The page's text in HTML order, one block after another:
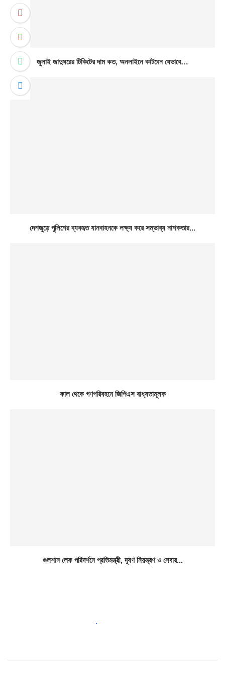
জুলাই জাদুঘরের টিকিটের দাম কত, অনলাইনে কাটবেন যেভাবে…
দেশজুড়ে পুলিশের ব্যবহৃত যানবাহনকে লক্ষ্য করে সম্ভাব্য নাশকতার...
কাল থেকে গণপরিবহনে জিপিএস বাধ্যতামূলক
গুলশান লেক পরিদর্শনে প্রতিমন্ত্রী, দূষণ নিয়ন্ত্রণ ও সেবার...